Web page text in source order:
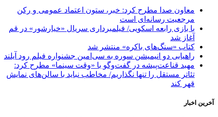
معاون صدا مطرح کرد: خبر، ستون اعتماد عمومی و رکن
مرجعیت رسانه‌ای است
با بازی رابعه اسکویی/ فیلمبرداری سریال «خیارشور» در قم
آغاز شد
کتاب «سنگ‌های باکره» منتشر شد
راهیابی دو انیمیشن سوره به سی‌امین جشنواره فیلم رود آیلند
مهبد قناعت‌پیشه در گفت‌وگو با «وقت سینما» مطرح کرد:
تئاتر مستقل را تنها نگذاریم/ مخاطب نباید با سالن‌های نمایش
قهر کند
آخرین اخبار